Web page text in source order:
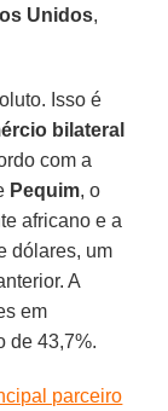
Unidos,
Isso é
bilateral
com a
Pequim, o
africano e a
dólares, um
A
em
de 43,7%.
parceiro